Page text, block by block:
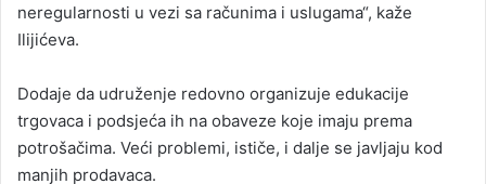
neregularnosti u vezi sa računima i uslugama“, kaže
Ilijićeva.
Dodaje da udruženje redovno organizuje edukacije
trgovaca i podsjeća ih na obaveze koje imaju prema
potrošačima. Veći problemi, ističe, i dalje se javljaju kod
manjih prodavaca.